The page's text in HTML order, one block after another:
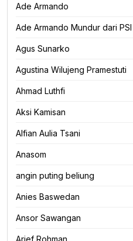
Ade Armando
Ade Armando Mundur dari PSI
Agus Sunarko
Agustina Wilujeng Pramestuti
Ahmad Luthfi
Aksi Kamisan
Alfian Aulia Tsani
Anasom
angin puting beliung
Anies Baswedan
Ansor Sawangan
Arief Rohman